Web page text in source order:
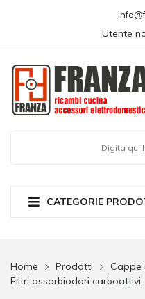
Utente
CATEGORIE
Home Prodotti
Cappe
Filtri assorbiodori carboattivi